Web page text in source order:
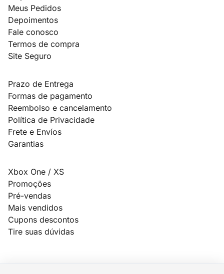
Meus Pedidos
Depoimentos
Fale conosco
Termos de compra
Site Seguro
Prazo de Entrega
Formas de pagamento
Reembolso e cancelamento
Política de Privacidade
Frete e Envíos
Garantias
Xbox One / XS
Promoções
Pré-vendas
Mais vendidos
Cupons descontos
Tire suas dúvidas